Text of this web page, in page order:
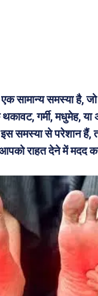
सामान्य समस्या है, जो
गर्मी, मधुमेह, या
समस्या से परेशान हैं,
आपको राहत देने में मदद